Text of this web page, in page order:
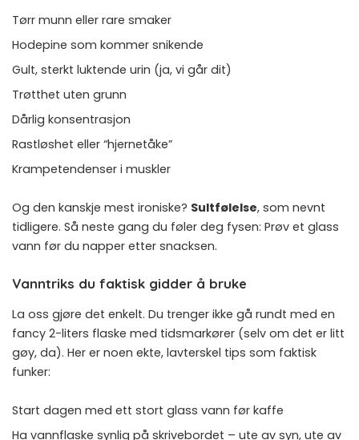
Tørr munn eller rare smaker
Hodepine som kommer snikende
Gult, sterkt luktende urin (ja, vi går dit)
Trøtthet uten grunn
Dårlig konsentrasjon
Rastløshet eller “hjernetåke”
Krampetendenser i muskler
Og den kanskje mest ironiske? Sultfølelse, som nevnt
tidligere. Så neste gang du føler deg fysen: Prøv et glass
vann før du napper etter snacksen.
Vanntriks du faktisk gidder å bruke
La oss gjøre det enkelt. Du trenger ikke gå rundt med en
fancy 2-liters flaske med tidsmarkører (selv om det er litt
gøy, da). Her er noen ekte, lavterskel tips som faktisk
funker:
Start dagen med ett stort glass vann før kaffe
Ha vannflaske synlig på skrivebordet – ute av syn, ute av